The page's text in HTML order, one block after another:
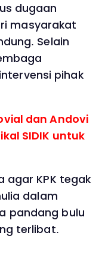
dugaan
masyarakat
Selain
pihak
dan Andovi
SIDIK untuk
agar KPK tegak
dalam
pandang bulu
terlibat.